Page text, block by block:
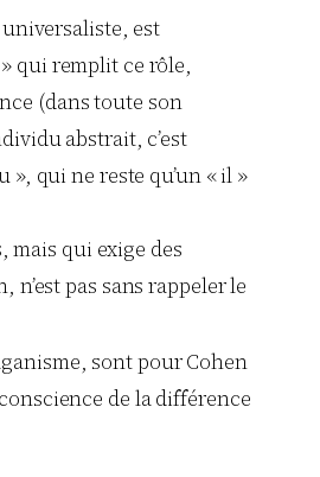
universaliste, est
qui remplit ce rôle,
(dans toute son
abstrait, c’est
», qui ne reste qu’un « il »
mais qui exige des
pas sans rappeler le
sont pour Cohen
de la différence